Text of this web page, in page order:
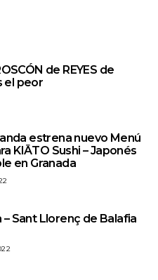
de REYES de
el peor
estrena nuevo Menú
KIĀTO Sushi – Japonés
en Granada
– Sant Llorenç de Balafia